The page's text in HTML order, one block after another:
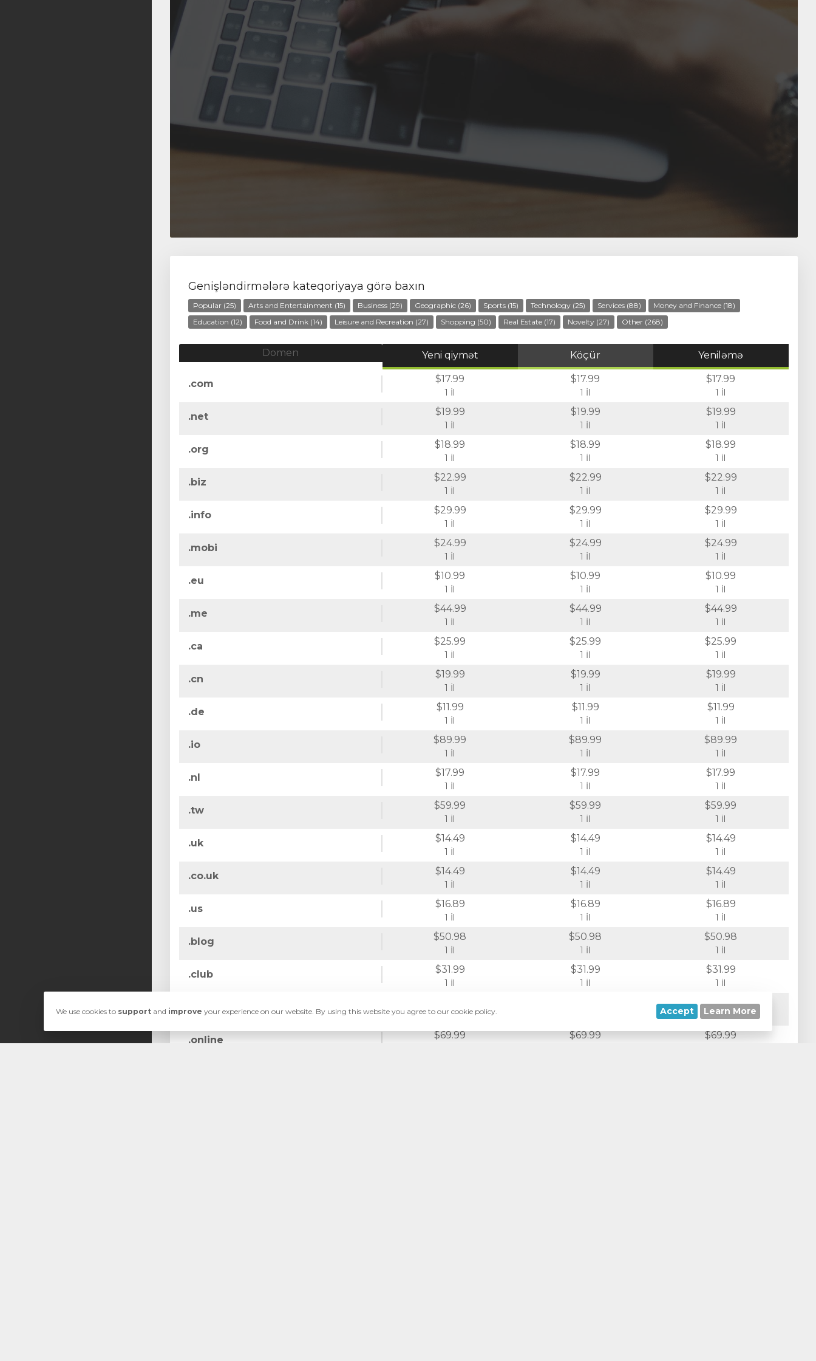
Genişləndirmələrə kateqoriyaya görə baxın
Popular (25) Arts and Entertainment (15) Business (29) Geographic (26) Sports (15) Technology (25) Services (88)
Money and Finance (18)
Education (12)
Food and Drink (14) Leisure and Recreation (27) Shopping (50) Real Estate (17) Novelty (27) Other (268)
Domen Yeni qiymət Köçür Yeniləmə
.com $17.99
1 İl
$17.99
1 İl
$17.99
1 İl
.net $19.99
1 İl
$19.99
1 İl
$19.99
1 İl
.org $18.99
1 İl
$18.99
1 İl
$18.99
1 İl
.biz $22.99
1 İl
$22.99
1 İl
$22.99
1 İl
.info $29.99
1 İl
$29.99
1 İl
$29.99
1 İl
.mobi $24.99
1 İl
$24.99
1 İl
$24.99
1 İl
.eu $10.99
1 İl
$10.99
1 İl
$10.99
1 İl
.me $44.99
1 İl
$44.99
1 İl
$44.99
1 İl
.ca $25.99
1 İl
$25.99
1 İl
$25.99
1 İl
.cn $19.99
1 İl
$19.99
1 İl
$19.99
1 İl
.de $11.99
1 İl
$11.99
1 İl
$11.99
1 İl
.io $89.99
1 İl
$89.99
1 İl
$89.99
1 İl
.nl $17.99
1 İl
$17.99
1 İl
$17.99
1 İl
.tw $59.99
1 İl
$59.99
1 İl
$59.99
1 İl
.uk $14.49
1 İl
$14.49
1 İl
$14.49
1 İl
.co.uk $14.49
1 İl
$14.49
1 İl
$14.49
1 İl
.us $16.89
1 İl
$16.89
1 İl
$16.89
1 İl
.blog $50.98
1 İl
$50.98
1 İl
$50.98
1 İl
.club $31.99
1 İl
$31.99
1 İl
$31.99
1 İl
.icu
1 İl
$12.99
1 İl
.online $69.99 $69.99 $69.99
We use cookies to support and improve your experience on our website. By using this website you agree to our cookie policy. Accept Learn More